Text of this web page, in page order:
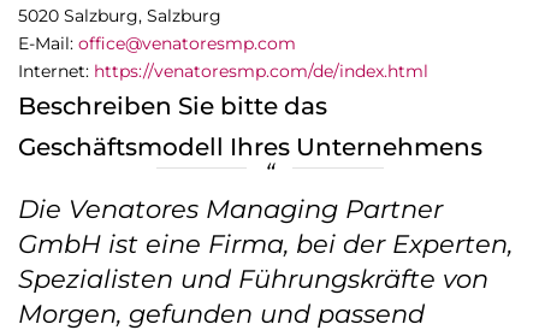
5020 Salzburg, Salzburg
E-Mail: office@venatoresmp.com
Internet: https://venatoresmp.com/de/index.html
Beschreiben Sie bitte das
Geschäftsmodell Ihres Unternehmens
Die Venatores Managing Partner
GmbH ist eine Firma, bei der Experten,
Spezialisten und Führungskräfte von
Morgen, gefunden und passend